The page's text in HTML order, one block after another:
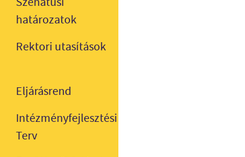
határozatok
Rektori utasítások
Eljárásrend
Intézményfejlesztési
Terv